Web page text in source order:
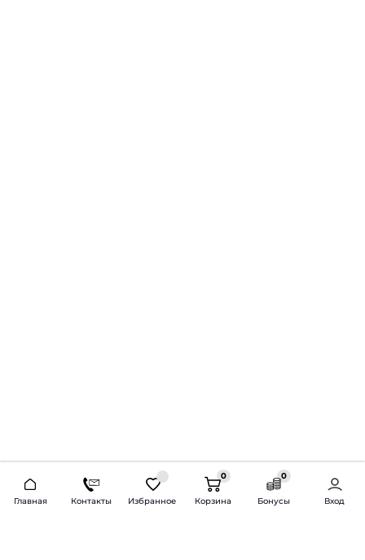
Главная Контакты Избранное
0
Корзина
0
Бонусы Вход
2026 © Продажа и установка автозвука.
Доставка по всей России и СНГ